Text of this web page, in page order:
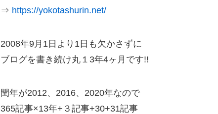
⇒ https://yokotashurin.net/
2008年9月1日より1日も欠かさずに
ブログを書き続け丸１3年4ヶ月です!!
閏年が2012、2016、2020年なので
365記事×13年+３記事+30+31記事